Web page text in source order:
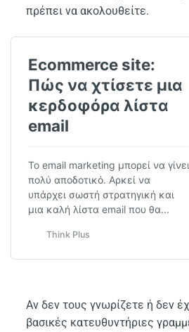
πρέπει να ακολουθείτε.
Ecommerce site:
Πώς να χτίσετε μια
κερδοφόρα λίστα
email
Το email marketing μπορεί να γίνει
πολύ αποδοτικό. Αρκεί να
υπάρχει σωστή στρατηγική και
μια καλή λίστα email που θα...
Think Plus
Αν δεν τους γνωρίζετε ή δεν
βασικές κατευθυντήριες